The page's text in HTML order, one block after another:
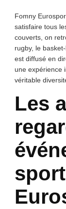
Fomny
satisfaire tous
couverts, on
rugby, le
est diffusé en
une expérience
véritable
Les